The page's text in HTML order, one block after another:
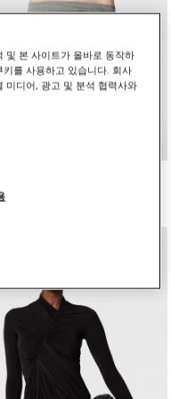
및 본 사이트가 올바로 동작하
를 사용하고 있습니다. 회사
미디어, 광고 및 분석 협력사와